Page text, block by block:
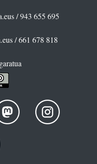
/ 943 655 695
/ 661 678 818